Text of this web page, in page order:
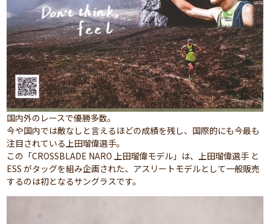
国内外のレースで優勝多数。
今や国内では敵なしと言えるほどの成績を残し、国際的にも今最も
注目されている上田瑠偉選手。
この「CROSSBLADE NARO 上田瑠偉モデル」は、上田瑠偉選手 と
ESS がタッグを組み企画された、アスリートモデルとして一般販売
するのは初となるサングラスです。